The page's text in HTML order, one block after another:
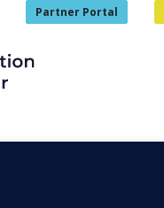
Partner Portal